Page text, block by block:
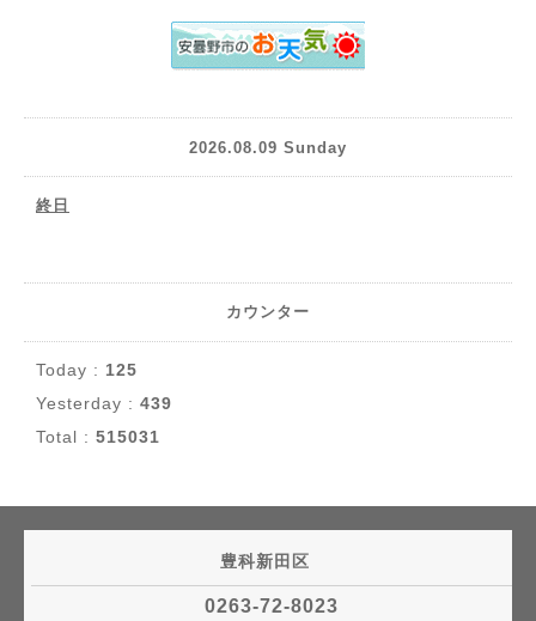
2026.08.09 Sunday
終日
カウンター
Today : 125
Yesterday : 439
Total : 515031
豊科新田区
0263-72-8023